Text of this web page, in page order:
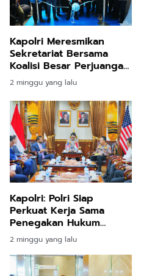
Kapolri Meresmikan
Sekretariat Bersama
Koalisi Besar Perjuangan
Buruh Indonesia
2 minggu yang lalu
Kapolri: Polri Siap
Perkuat Kerja Sama
Penegakan Hukum
Internasional Bersama
FBI Hadapi Kejahatan
Modern
2 minggu yang lalu